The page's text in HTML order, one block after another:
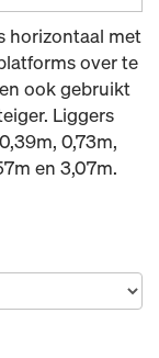
horizontaal met
over te
ook gebruikt
Liggers
0,73m,
en 3,07m.